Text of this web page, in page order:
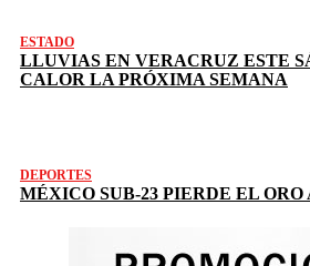
ESTADO
LLUVIAS EN VERACRUZ ESTE
CALOR LA PRÓXIMA SEMANA
DEPORTES
MÉXICO SUB-23 PIERDE EL